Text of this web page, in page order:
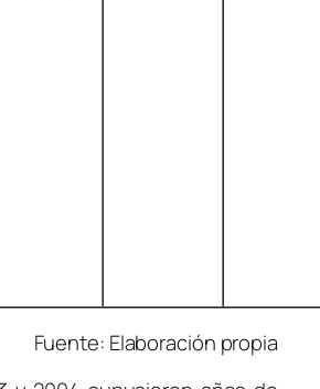
Fuente: Elaboración propia